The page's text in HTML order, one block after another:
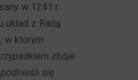
w 1241 r.
z Radą
w którym
zbóje
się